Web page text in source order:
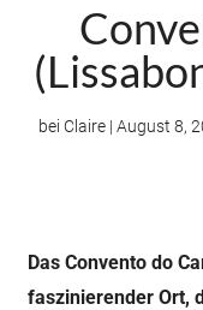
bei Claire| August 8,
Das Convento do
faszinierender Ort,